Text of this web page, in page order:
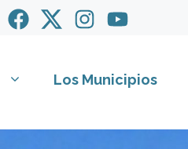
Los Municipios